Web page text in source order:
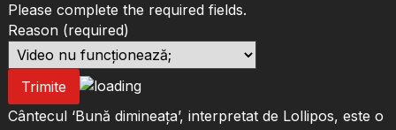
Please complete the required fields.
Reason (required)
Trimite
Cântecul ‘Bună dimineața’, interpretat de Lollipos, este o